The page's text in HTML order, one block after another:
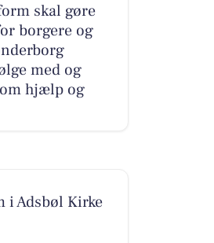
skal gøre
borgere og
med og
hjælp og
i Adsbøl Kirke